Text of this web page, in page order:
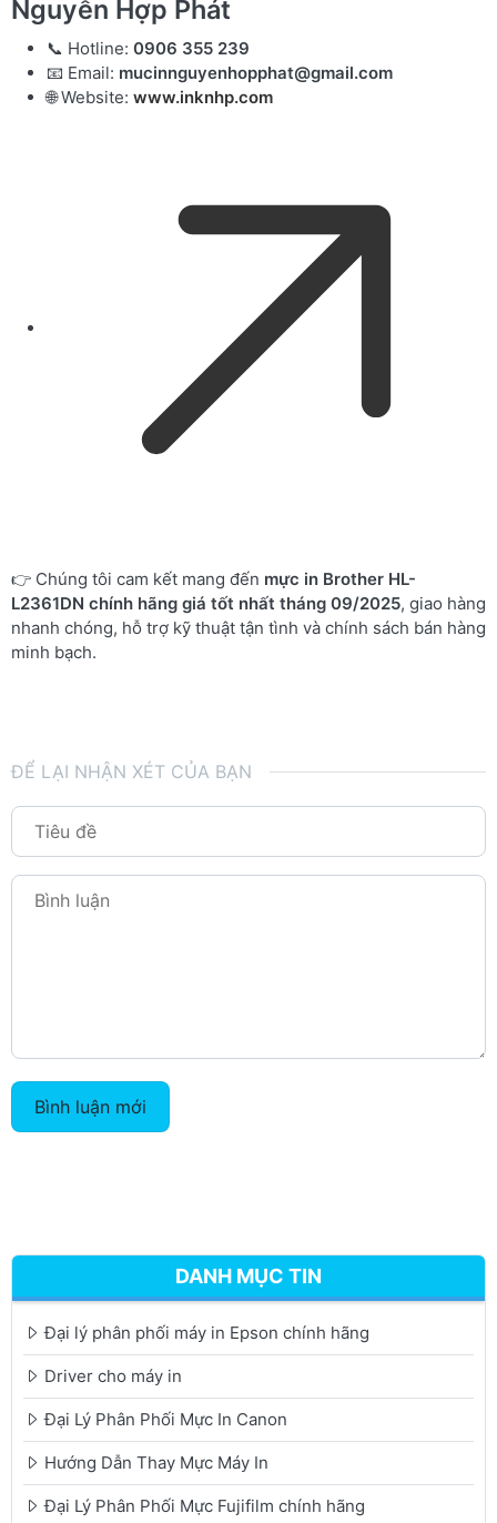
Nguyễn Hợp Phát
📞 Hotline: 0906 355 239
📧 Email: mucinnguyenhopphat@gmail.com
🌐 Website: www.inknhp.com
👉 Chúng tôi cam kết mang đến mực in Brother HL-
L2361DN chính hãng giá tốt nhất tháng 09/2025, giao hàng
nhanh chóng, hỗ trợ kỹ thuật tận tình và chính sách bán hàng
minh bạch.
ĐỂ LẠI NHẬN XÉT CỦA BẠN
Bình luận mới
DANH MỤC TIN
Đại lý phân phối máy in Epson chính hãng
Driver cho máy in
Đại Lý Phân Phối Mực In Canon
Hướng Dẫn Thay Mực Máy In
Đại Lý Phân Phối Mực Fujifilm chính hãng